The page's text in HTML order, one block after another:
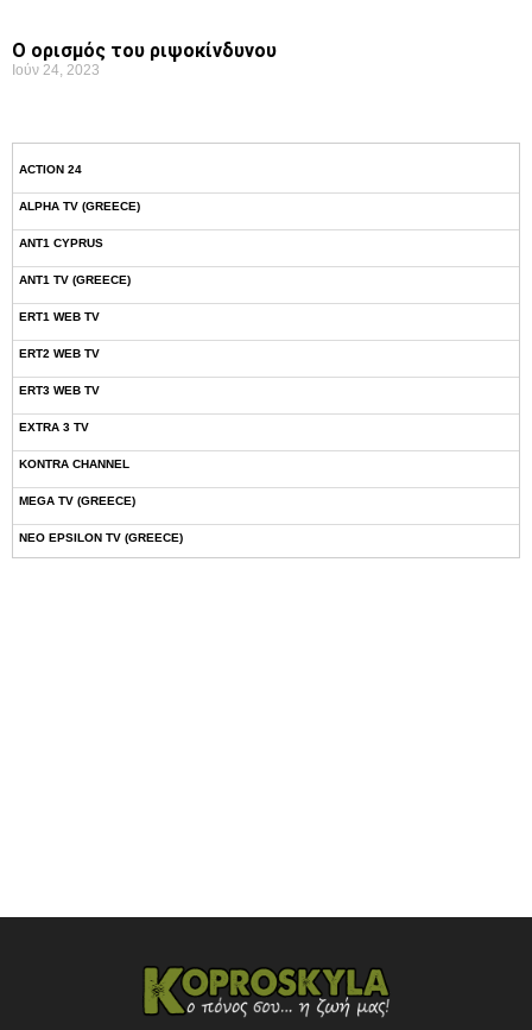
Ο ορισμός του ριψοκίνδυνου
Ιούν 24, 2023
ACTION 24
ALPHA TV (GREECE)
ANT1 CYPRUS
ANT1 TV (GREECE)
ERT1 WEB TV
ERT2 WEB TV
ERT3 WEB TV
EXTRA 3 TV
KONTRA CHANNEL
MEGA TV (GREECE)
NEO EPSILON TV (GREECE)